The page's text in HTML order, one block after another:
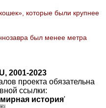
которые были крупнее
был менее метра
2001-2023
проекта обязательна
ссылки:
история'